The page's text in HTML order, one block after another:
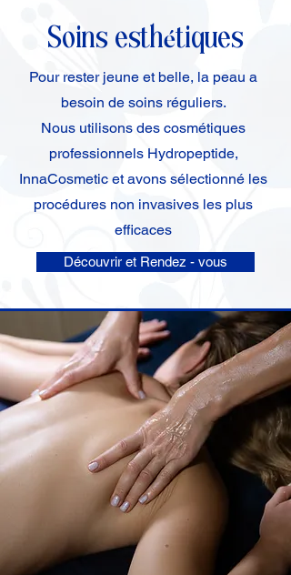
Soins esthétiques
Pour rester jeune et belle, la peau a
besoin de soins réguliers.
Nous utilisons des cosmétiques
professionnels Hydropeptide,
InnaCosmetic et avons sélectionné les
procédures non invasives les plus
efficaces
Découvrir et Rendez - vous